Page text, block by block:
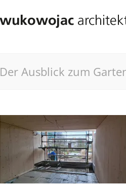
Der Ausblick zum